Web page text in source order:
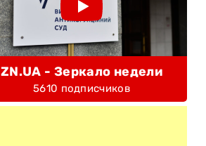
ZN.UA - Зеркало недели
5610 подписчиков